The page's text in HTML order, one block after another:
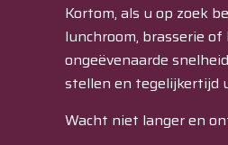
Kortom, als u op zoek
lunchroom, brasserie
ongeëvenaarde
stellen en tegelijkertijd
Wacht niet langer en